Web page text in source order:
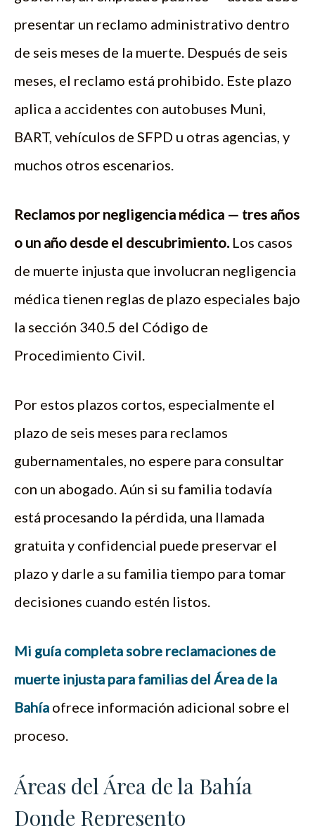
presentar un reclamo administrativo dentro
de seis meses de la muerte. Después de seis
meses, el reclamo está prohibido. Este plazo
aplica a accidentes con autobuses Muni,
BART, vehículos de SFPD u otras agencias, y
muchos otros escenarios.
Reclamos por negligencia médica — tres años
o un año desde el descubrimiento.Los casos
de muerte injusta que involucran negligencia
médica tienen reglas de plazo especiales bajo
la sección 340.5 del Código de
Procedimiento Civil.
Por estos plazos cortos, especialmente el
plazo de seis meses para reclamos
gubernamentales, no espere para consultar
con un abogado. Aún si su familia todavía
está procesando la pérdida, una llamada
gratuita y confidencial puede preservar el
plazo y darle a su familia tiempo para tomar
decisiones cuando estén listos.
Mi guía completa sobre reclamaciones de
muerte injusta para familias del Área de la
Bahía ofrece información adicional sobre el
proceso.
Áreas del Área de la Bahía
Donde Represento